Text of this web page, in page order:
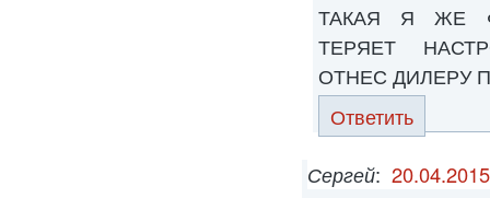
ТАКАЯ Я ЖЕ
ТЕРЯЕТ
ОТНЕС ДИЛЕРУ
Ответить
Сергей: